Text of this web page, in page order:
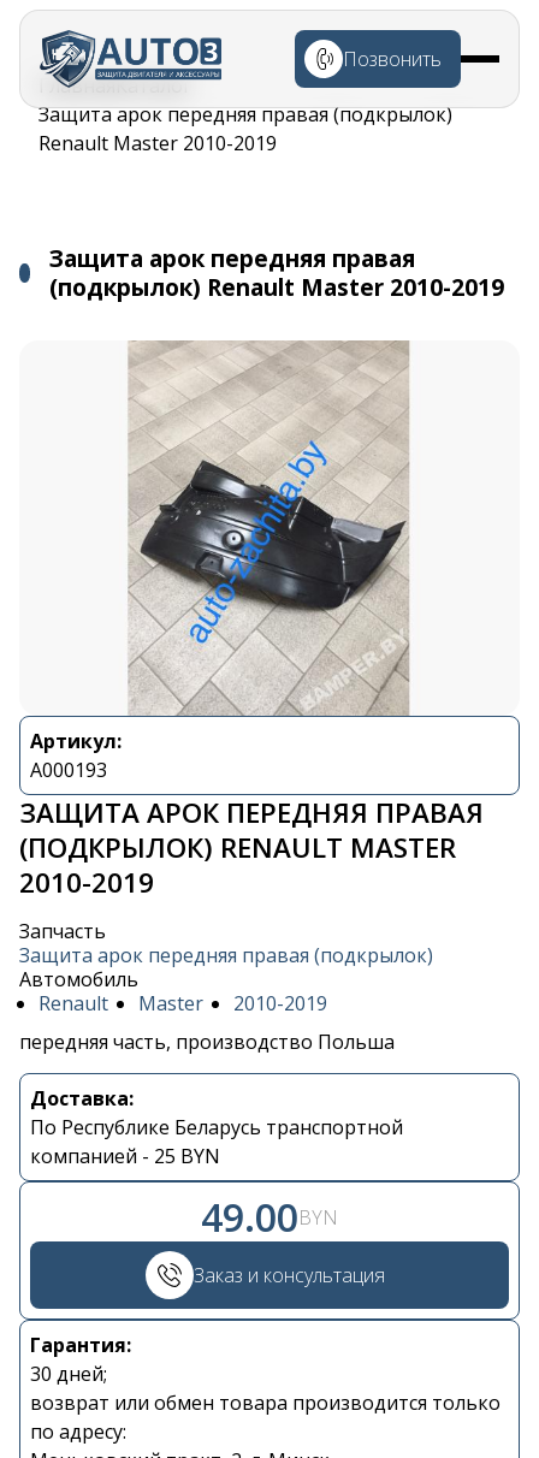
Перейти к
основному
содержанию
Позвонить
Строка
навигации
ГлавнаяКаталог
Защита арок передняя правая (подкрылок)
Renault Master 2010-2019
Защита арок передняя правая
(подкрылок) Renault Master 2010-2019
Артикул:
A000193
ЗАЩИТА АРОК ПЕРЕДНЯЯ ПРАВАЯ
(ПОДКРЫЛОК) RENAULT MASTER
2010-2019
Запчасть
Защита арок передняя правая (подкрылок)
Автомобиль
Renault
Master
2010-2019
передняя часть, производство Польша
Доставка:
По Республике Беларусь транспортной
компанией - 25 BYN
49.00BYN
Заказ и консультация
Гарантия:
30 дней;
возврат или обмен товара производится только
по адресу:
Контакты
+375 29 870 15 80
Viber
shupik21@bk.ru